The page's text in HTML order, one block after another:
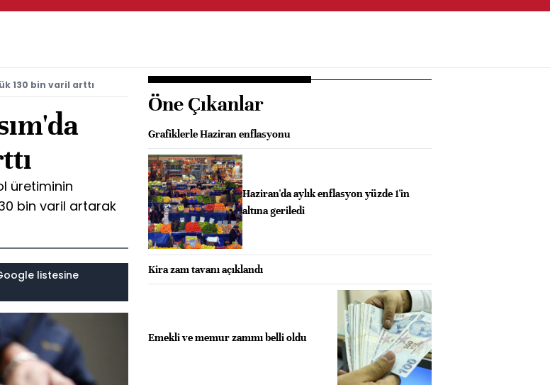
130 bin varil arttı
üretiminin
bin varil artarak
listesine
Öne Çıkanlar
Grafiklerle Haziran enflasyonu
Haziran'da aylık enflasyon yüzde 1'in
altına geriledi
Kira zam tavanı açıklandı
Emekli ve memur zammı belli oldu